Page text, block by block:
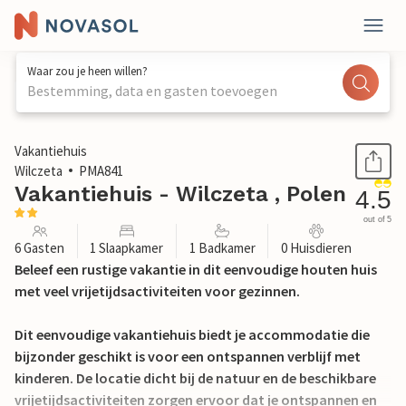
Waar zou je heen willen?
Bestemming, data en gasten toevoegen
1 / 28
Vakantiehuis
Wilczeta
PMA841
Vakantiehuis - Wilczeta , Polen 4.5
out of 5
6 Gasten 1 Slaapkamer 1 Badkamer 0 Huisdieren
Beleef een rustige vakantie in dit eenvoudige houten huis
met veel vrijetijdsactiviteiten voor gezinnen.
Dit eenvoudige vakantiehuis biedt je accommodatie die
bijzonder geschikt is voor een ontspannen verblijf met
kinderen. De locatie dicht bij de natuur en de beschikbare
vrijetijdsactiviteiten zorgen ervoor dat je ontspannen en